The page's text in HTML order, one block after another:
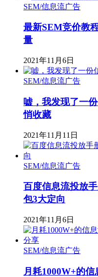
SEM/信息流广告
最新SEM竞价教
量
2021年11月6日
SEM/信息流广告
嘘，我发现了一
悄收藏
2021年11月11日
SEM/信息流广告
百度信息流投放
包3大定向
2021年11月6日
SEM/信息流广告
月耗1000W+的